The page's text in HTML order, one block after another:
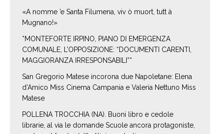
«A nomme ’e Santa Filumena, viv ò muort, tutt à
Mugnano!»
*MONTEFORTE IRPINO, PIANO DI EMERGENZA
COMUNALE, L’OPPOSIZIONE: “DOCUMENTI CARENTI,
MAGGIORANZA IRRESPONSABILI”*
San Gregorio Matese incorona due Napoletane: Elena
d’Amico Miss Cinema Campania e Valeria Nettuno Miss
Matese
POLLENA TROCCHIA (NA). Buoni libro e cedole
librarie, al via le domande Scuole ancora protagoniste,